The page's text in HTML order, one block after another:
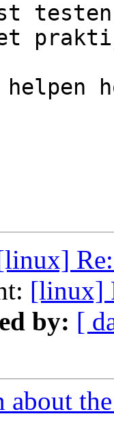
testen
[linux]
by: [
about